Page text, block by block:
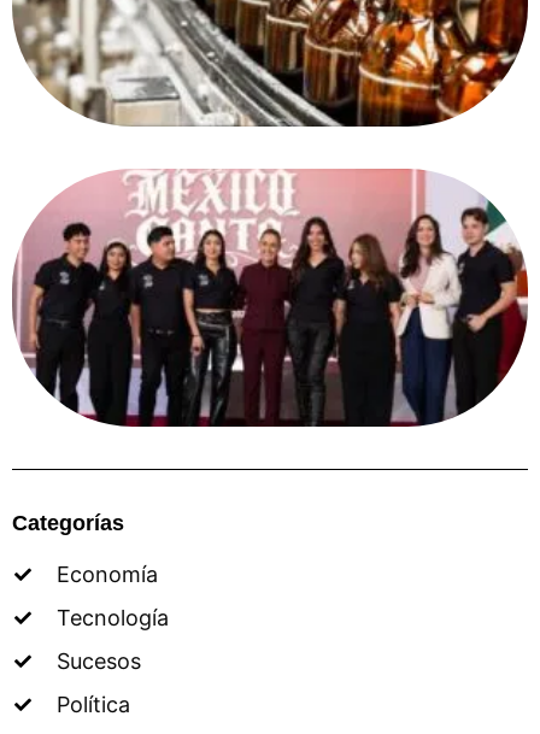
Categorías
Economía
Tecnología
Sucesos
Política